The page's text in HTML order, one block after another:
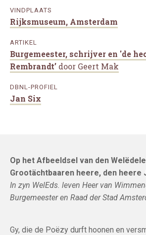
VINDPLAATS
Rijksmuseum, Amsterdam
ARTIKEL
Burgemeester, schrijver en 'de
Rembrandt’ door Geert Mak
DBNL-PROFIEL
Jan Six
Op het Afbeeldsel van den
Grootächtbaaren heere, den heere
In zyn WelEds. leven Heer van
Burgemeester en Raad der Stad
Gy, die de Poëzy durft hoonen en